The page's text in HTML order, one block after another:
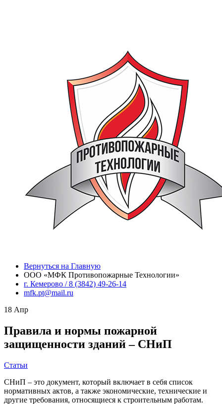
Вернуться на Главную
ООО «МФК Противопожарные Технологии»
г. Кемерово / 8 (3842) 49-26-14
mfk.pt@mail.ru
18 Апр
Правила и нормы пожарной
защищенности зданий – СНиП
Статьи
СНиП – это документ, который включает в себя список
нормативных актов, а также экономические, технические и
другие требования, относящиеся к строительным работам.